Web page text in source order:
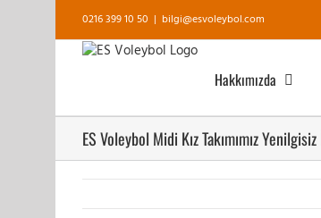
0216 399 10 50 | bilgi@esvoleybol.com
Hakkımızda
ES Voleybol Midi Kız Takımımız